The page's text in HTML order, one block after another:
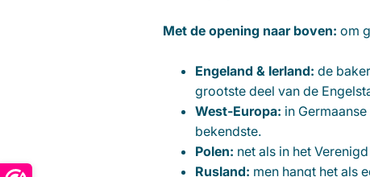
Met de opening naar boven: om
Engeland & Ierland: de
grootste deel van de
West-Europa: in
bekendste.
Polen: net als in het
Rusland: men hangt het als